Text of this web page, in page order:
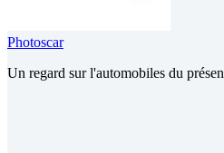
Photoscar
Un regard sur l'automobiles du